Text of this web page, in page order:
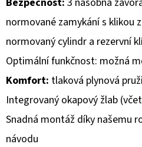
normované zamykání s klikou
normovaný cylindr a rezervní
Optimální funkčnost: možná
Komfort: tlaková plynová
Integrovaný okapový žlab
Snadná montáž díky našemu
návodu
O
R
U
Č
U
J
E
M
E